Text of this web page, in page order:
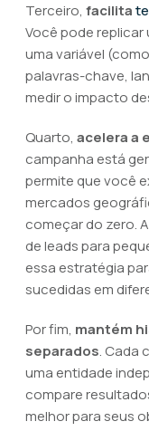
Terceiro, facilita
Você pode
uma variável
palavras-chave,
medir o impacto
Quarto, acelera a
campanha está
permite que você
mercados
começar do zero.
de leads para
essa estratégia
sucedidas em
Por fim, mantém
separados. Cada
uma entidade
compare
melhor para seus